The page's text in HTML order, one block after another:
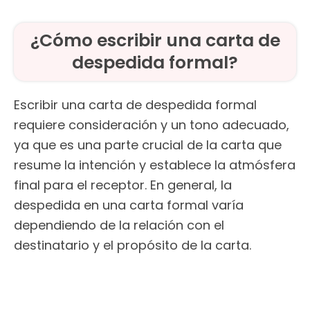
¿Cómo escribir una carta de
despedida formal?
Escribir una carta de despedida formal
requiere consideración y un tono adecuado,
ya que es una parte crucial de la carta que
resume la intención y establece la atmósfera
final para el receptor. En general, la
despedida en una carta formal varía
dependiendo de la relación con el
destinatario y el propósito de la carta.